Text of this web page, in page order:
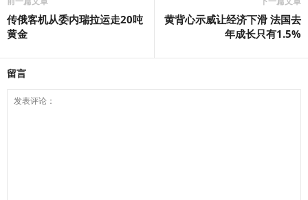
传俄客机从委内瑞拉运走20吨
黄金
黄背心示威让经济下滑 法国去
年成长只有1.5%
留言